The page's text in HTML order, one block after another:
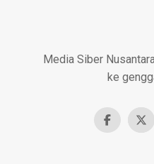
Media Siber
ke